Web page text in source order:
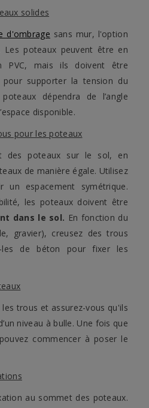
solides
d'ombrage sans mur, l'option
Les poteaux peuvent être en
mais ils doivent être
pour supporter la tension du
dépendra de l’angle
disponible.
pour les poteaux
des poteaux sur le sol, en
de manière égale. Utilisez
un espacement symétrique.
les poteaux doivent être
dans le sol. En fonction du
gravier), creusez des trous
les de béton pour fixer les
trous et assurez-vous qu'ils
niveau à bulle. Une fois que
commencer à poser le
au sommet des poteaux.